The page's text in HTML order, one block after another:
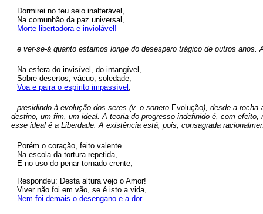
Dormirei no teu seio inalterável,
Na comunhão da paz universal,
Morte libertadora e inviolável!
e ver-se-á quanto estamos longe do desespero trágico de outros anos.
Na esfera do invisível, do intangível,
Sobre desertos, vácuo, soledade,
Voa e paira o espírito impassível ,
presidindo à evolução dos seres (v. o soneto Evolução), desde a rocha
destino, um fim, um ideal. A teoria do progresso indefinido é, com
esse ideal é a Liberdade. A existência está, pois, consagrada
Porém o coração, feito valente
Na escola da tortura repetida,
E no uso do penar tornado crente,
Respondeu: Desta altura vejo o Amor!
Viver não foi em vão, se é isto a vida,
Nem foi demais o desengano e a dor.